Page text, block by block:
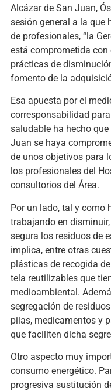
Alcázar de San Juan,
sesión general a la que
de profesionales, “la
está comprometida
prácticas de
fomento de la
Esa apuesta por el
corresponsabilidad
saludable ha hecho
Juan se haya
de unos objetivos para
los profesionales del
consultorios del Área.
Por un lado, tal y como
trabajando en
segura los residuos de
implica, entre otras
plásticas de recogida
tela reutilizables que
medioambiental.
segregación de
pilas, medicamentos y
que faciliten dicha
Otro aspecto muy
consumo energético.
progresiva sustitución